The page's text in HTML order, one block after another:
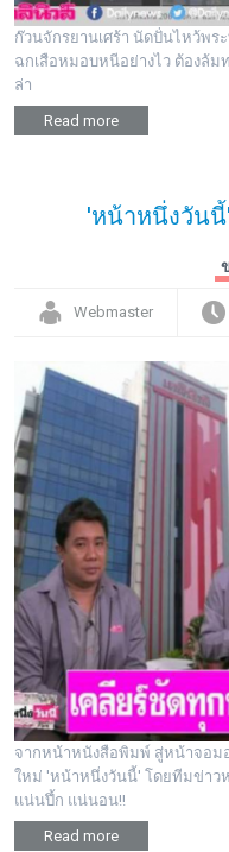
ก๊วนจักรยานเศร้า นัดปั่นไหว้พร
ฉกเสือหมอบหนีอย่างไว ต้องล้
ล่า
Read more
'หน้าหนึ่งวันนี้
Webmaster
จากหน้าหนังสือพิมพ์ สู่หน้าจอม
ใหม่ 'หน้าหนึ่งวันนี้' โดยทีมข่าว
แน่นปึ้ก แน่นอน!!
Read more